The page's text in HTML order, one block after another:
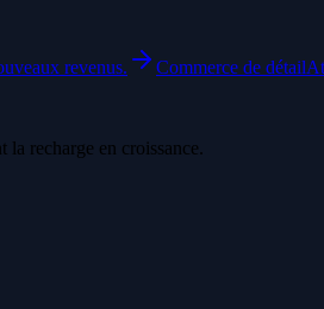
revenus. Commerce de détail
la recharge en croissance.